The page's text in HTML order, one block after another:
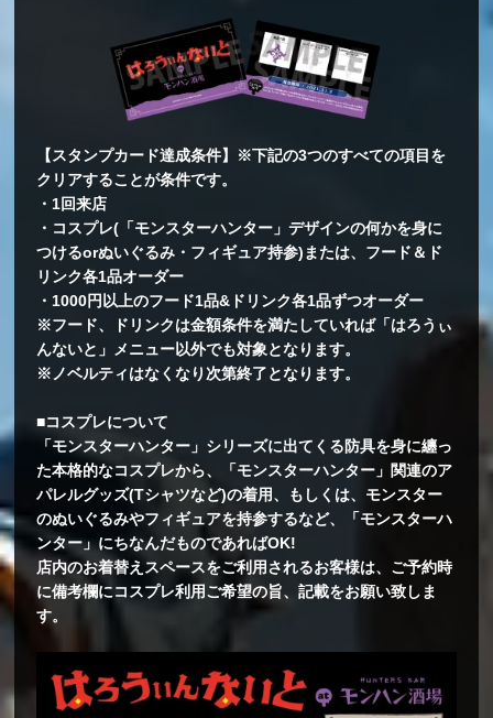
【スタンプカード達成条件】※下記の3つのすべての項目を
クリアすることが条件です。
・1回来店
・コスプレ(「モンスターハンター」デザインの何かを身に
つけるorぬいぐるみ・フィギュア持参)または、フード＆ド
リンク各1品オーダー
・1000円以上のフード1品&ドリンク各1品ずつオーダー
※フード、ドリンクは金額条件を満たしていれば「はろうぃ
んないと」メニュー以外でも対象となります。
※ノベルティはなくなり次第終了となります。
■コスプレについて
「モンスターハンター」シリーズに出てくる防具を身に纏っ
た本格的なコスプレから、「モンスターハンター」関連のア
パレルグッズ(Tシャツなど)の着用、もしくは、モンスター
のぬいぐるみやフィギュアを持参するなど、「モンスターハ
ンター」にちなんだものであればOK!
店内のお着替えスペースをご利用されるお客様は、ご予約時
に備考欄にコスプレ利用ご希望の旨、記載をお願い致しま
す。